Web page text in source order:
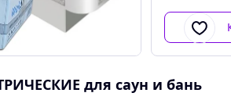
для саун и бань